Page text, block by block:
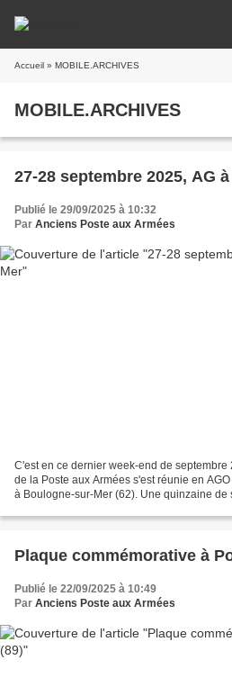
Accueil » MOBILE.ARCHIVES
MOBILE.ARCHIVES
27-28 septembre 2025, AG
Publié le 29/09/2025 à 10:32
Par Anciens Poste aux Armées
C'est en ce dernier week-end de
de la Poste aux Armées s'est réunie en
à Boulogne-sur-Mer (62). Une quinzaine de
Plaque commémorative à
Publié le 22/09/2025 à 10:49
Par Anciens Poste aux Armées